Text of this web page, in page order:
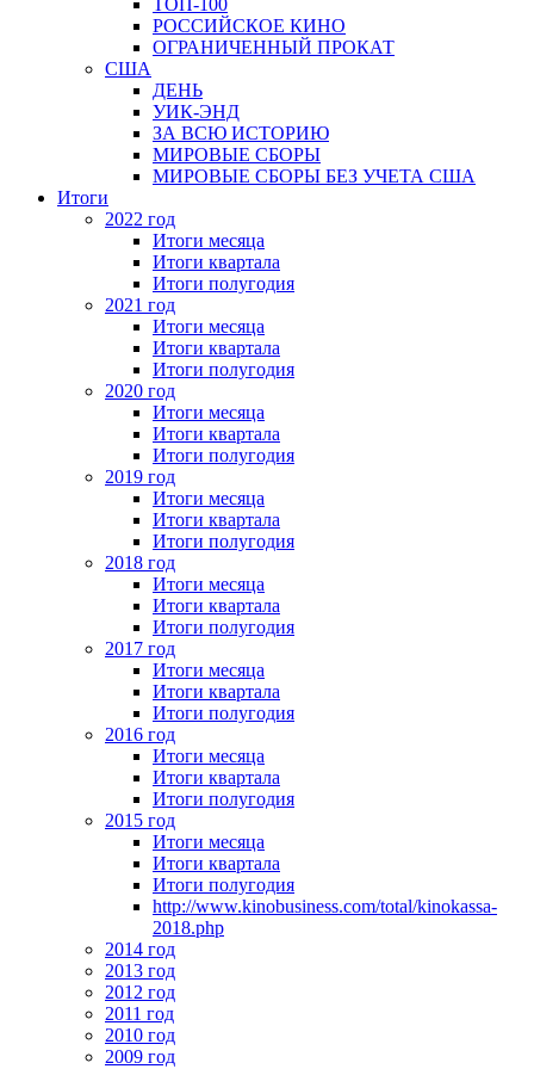
ТОП-100
РОССИЙСКОЕ КИНО
ОГРАНИЧЕННЫЙ ПРОКАТ
США
ДЕНЬ
УИК-ЭНД
ЗА ВСЮ ИСТОРИЮ
МИРОВЫЕ СБОРЫ
МИРОВЫЕ СБОРЫ БЕЗ УЧЕТА США
Итоги
2022 год
Итоги месяца
Итоги квартала
Итоги полугодия
2021 год
Итоги месяца
Итоги квартала
Итоги полугодия
2020 год
Итоги месяца
Итоги квартала
Итоги полугодия
2019 год
Итоги месяца
Итоги квартала
Итоги полугодия
2018 год
Итоги месяца
Итоги квартала
Итоги полугодия
2017 год
Итоги месяца
Итоги квартала
Итоги полугодия
2016 год
Итоги месяца
Итоги квартала
Итоги полугодия
2015 год
Итоги месяца
Итоги квартала
Итоги полугодия
http://www.kinobusiness.com/total/kinokassa-
2018.php
2014 год
2013 год
2012 год
2011 год
2010 год
2009 год